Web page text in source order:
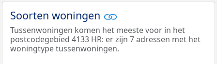
Soorten woningen
Tussenwoningen komen het meeste voor in het
postcodegebied 4133 HR: er zijn 7 adressen met het
woningtype tussenwoningen.